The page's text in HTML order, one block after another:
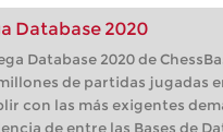
Database 2020
Database 2020 de
de partidas jugadas
con las más exigentes